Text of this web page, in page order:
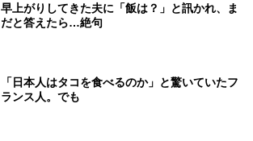
早上がりしてきた夫に「飯は？」と訊かれ、ま
だと答えたら…絶句
「日本人はタコを食べるのか」と驚いていたフ
ランス人。でも